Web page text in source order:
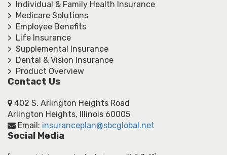
> Individual & Family Health Insurance
> Medicare Solutions
> Employee Benefits
> Life Insurance
> Supplemental Insurance
> Dental & Vision Insurance
> Product Overview
Contact Us
402 S. Arlington Heights Road
Arlington Heights, Illinois 60005
Email: insuranceplan@sbcglobal.net
Social Media